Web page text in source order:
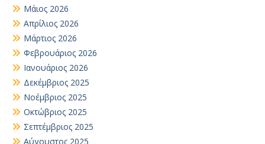
Μάιος 2026
Απρίλιος 2026
Μάρτιος 2026
Φεβρουάριος 2026
Ιανουάριος 2026
Δεκέμβριος 2025
Νοέμβριος 2025
Οκτώβριος 2025
Σεπτέμβριος 2025
Αύγουστος 2025